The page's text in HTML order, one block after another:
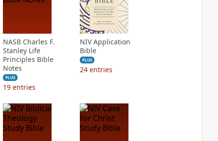
NASB Charles F.
Stanley Life
Principles Bible
Notes
PLUS
19 entries
NIV Application
Bible
PLUS
24 entries